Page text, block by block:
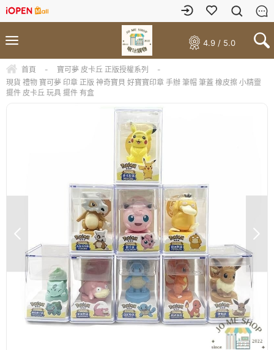
4.9 / 5.0
首頁 - 寶可夢 皮卡丘 正版授權系列
-
現貨 禮物 寶可夢 印章 正版 神奇寶貝 好寶寶印章 手辦 筆帽 筆蓋 橡皮擦 小精靈
擺件 皮卡丘 玩具 擺件 有盒